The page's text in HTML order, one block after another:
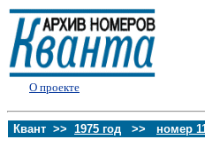
О проекте
Квант >> 1975 год >> номер